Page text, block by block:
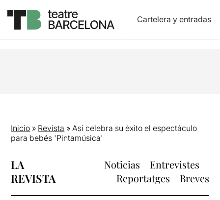
Cartelera y entradas
Inicio » Revista »Así celebra su éxito el espectáculo
para bebés 'Pintamúsica'
LA
REVISTA
Noticias
Entrevistes
Reportatges
Breves